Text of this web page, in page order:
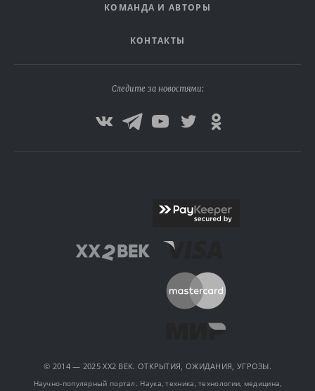
КОМАНДА И АВТОРЫ
КОНТАКТЫ
Следите за новостями:
© 2014 — 2025 XX2 ВЕК. ОТКРЫТИЯ, ОЖИДАНИЯ, УГРОЗЫ.
Научно-популярный портал. Наука, техника, технологии, медицина,